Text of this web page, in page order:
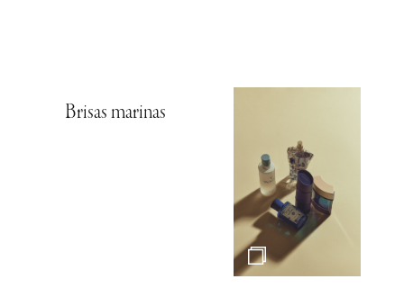
Brisas marinas